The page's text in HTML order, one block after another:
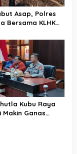
Asap, Polres
Bersama KLHK
Karhutla
Kubu Raya
Makin Ganas